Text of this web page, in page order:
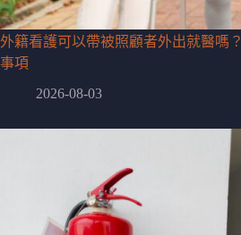
外籍看護可以帶被照顧者外出就醫嗎
事項
2026-08-03